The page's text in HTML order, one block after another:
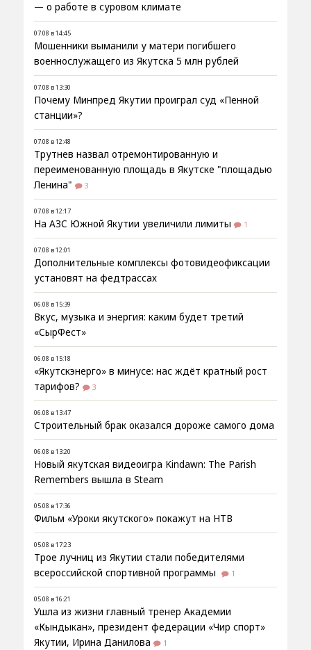
— о работе в суровом климате
07.08 в 14:45
Мошенники выманили у матери погибшего
военнослужащего из Якутска 5 млн рублей
07.08 в 13:30
Почему Минпред Якутии проиграл суд «Пенной
станции»?
07.08 в 12:48
Трутнев назвал отремонтированную и
переименованную площадь в Якутске "площадью
Ленина"
3
07.08 в 12:17
На АЗС Южной Якутии увеличили лимиты 1
07.08 в 12:01
Дополнительные комплексы фотовидеофиксации
установят на федтрассах
06.08 в 15:39
Вкус, музыка и энергия: каким будет третий
«СырФест»
06.08 в 15:18
«Якутскэнерго» в минусе: нас ждёт кратный рост
тарифов?
3
06.08 в 13:47
Строительный брак оказался дороже самого дома
06.08 в 13:20
Новый якутская видеоигра Kindawn: The Parish
Remembers вышла в Steam
05.08 в 17:36
Фильм «Уроки якутского» покажут на НТВ
05.08 в 17:23
Трое лучниц из Якутии стали победителями
всероссийской спортивной программы
1
05.08 в 16:21
Ушла из жизни главный тренер Академии
«Кындыкан», президент федерации «Чир спорт»
Якутии, Ирина Данилова
1